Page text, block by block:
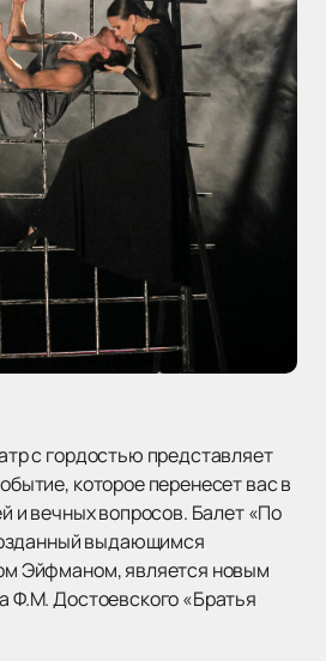
с гордостью представляет
которое перенесет вас в
и вечных вопросов. Балет «По
выдающимся
Эйфманом, является новым
Ф.М. Достоевского «Братья